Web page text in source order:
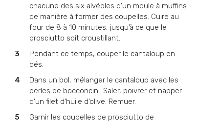
chacune des six alvéoles d’un moule à muffins
de manière à former des coupelles. Cuire au
four de 8 à 10 minutes, jusqu’à ce que le
prosciutto soit croustillant.
Pendant ce temps, couper le cantaloup en
dés.
Dans un bol, mélanger le cantaloup avec les
perles de bocconcini. Saler, poivrer et napper
d’un filet d’huile d’olive. Remuer.
Garnir les coupelles de prosciutto de